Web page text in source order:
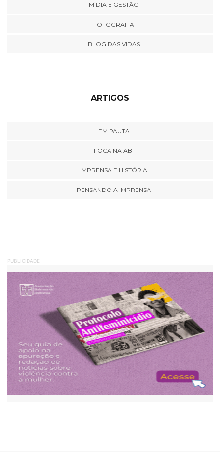
MÍDIA E GESTÃO
FOTOGRAFIA
BLOG DAS VIDAS
ARTIGOS
EM PAUTA
FOCA NA ABI
IMPRENSA E HISTÓRIA
PENSANDO A IMPRENSA
PUBLICIDADE